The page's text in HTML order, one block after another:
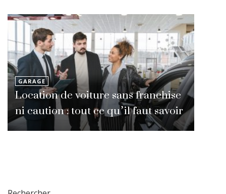
GARAGE
Location de voiture sans franchise
ni caution : tout ce qu’il faut savoir